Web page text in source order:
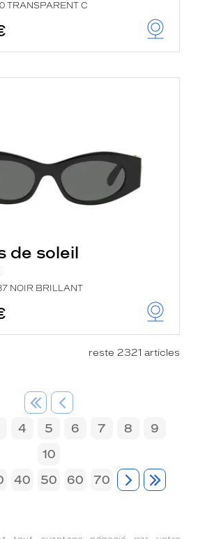
TRANSPARENT C
de soleil
NOIR BRILLANT
reste 2321 articles
4 5 6 7 8
9
10
40 50 60 70